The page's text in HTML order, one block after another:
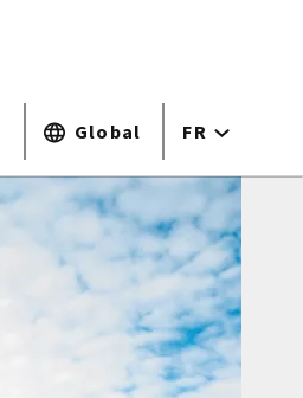
Global FR